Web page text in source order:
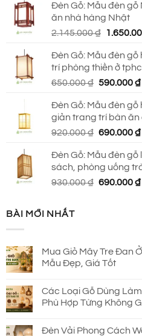
là:
Đèn Gỗ: Mẫu đèn
ăn nhà hàng Nhật
2.145.000₫
Giá
là:
Đèn Gỗ: Mẫu đèn
trí phòng thiền ở
650.000₫ Giá
là:
650.000 ₫.
590.000₫
Đèn Gỗ: Mẫu đèn
giản trang trí bàn ăn
920.000₫ Giá
là:
920.000 ₫.
690.000₫
Đèn Gỗ: Mẫu đèn
sách, phòng uống
930.000₫ Giá
690.000₫
BÀI MỚI NHẤT
Mua Giỏ Mây Tre Đan
Mẫu Đẹp, Giá Tốt
Các Loại Gỗ Dùng
Phù Hợp Từng Không
Đèn Vải Phong Cách